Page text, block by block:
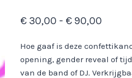
€30,00 - €90,00
€
Hoe gaaf is deze
opening, gender reveal of
van de band of DJ.